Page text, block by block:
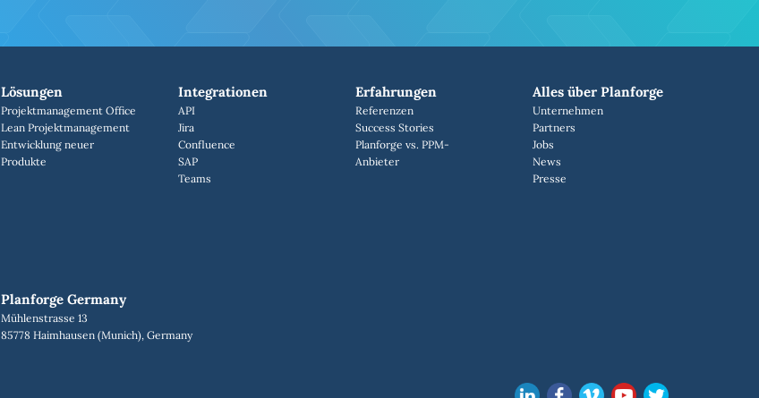
Lösungen
Projektmanagement Office
Lean Projektmanagement
Entwicklung neuer
Produkte
Integrationen
API
Jira
Confluence
SAP
Teams
Erfahrungen
Referenzen
Success Stories
Planforge vs. PPM-
Anbieter
Alles über Planforge
Unternehmen
Partners
Jobs
News
Presse
Planforge Germany
Mühlenstrasse 13
85778 Haimhausen (Munich), Germany